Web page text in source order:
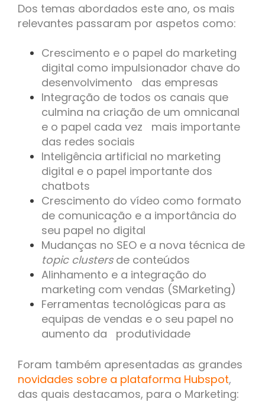
Dos temas abordados este ano, os mais
relevantes passaram por aspetos como:
Crescimento e o papel do marketing
digital como impulsionador chave do
desenvolvimento das empresas
Integração de todos os canais que
culmina na criação de um omnicanal
e o papel cada vez mais importante
das redes sociais
Inteligência artificial no marketing
digital e o papel importante dos
chatbots
Crescimento do vídeo como formato
de comunicação e a importância do
seu papel no digital
Mudanças no SEO e a nova técnica de
topic clustersde conteúdos
Alinhamento e a integração do
marketing com vendas (SMarketing)
Ferramentas tecnológicas para as
equipas de vendas e o seu papel no
aumento da produtividade
Foram também apresentadas as grandes
novidades sobre a plataforma Hubspot,
das quais destacamos, para o Marketing: